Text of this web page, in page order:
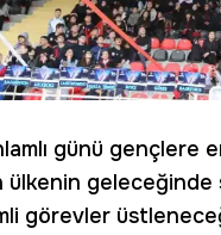
günü gençlere
ülkenin
görevler